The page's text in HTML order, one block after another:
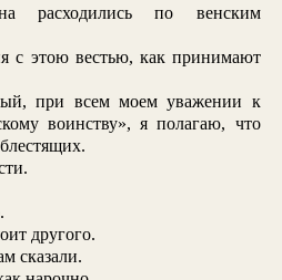
расходились по венским
с этою вестью, как принимают
при всем моем уважении к
воинству», я полагаю, что
другого.
сказали.